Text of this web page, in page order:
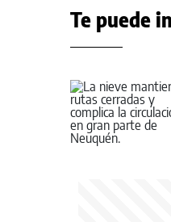
Te puede